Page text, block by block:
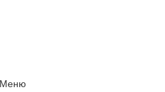
Меню